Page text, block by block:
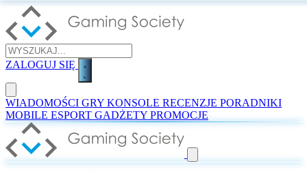
ZALOGUJ SIĘ
WIADOMOŚCI GRY KONSOLE RECENZJE PORADNIKI
MOBILE ESPORT GADŻETY PROMOCJE